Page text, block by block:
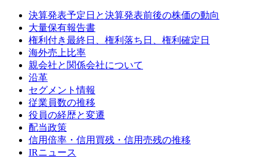
決算発表予定日と決算発表前後の株価の動向
大量保有報告書
権利付き最終日、権利落ち日、権利確定日
海外売上比率
親会社と関係会社について
沿革
セグメント情報
従業員数の推移
役員の経歴と変遷
配当政策
信用倍率・信用買残・信用売残の推移
IRニュース